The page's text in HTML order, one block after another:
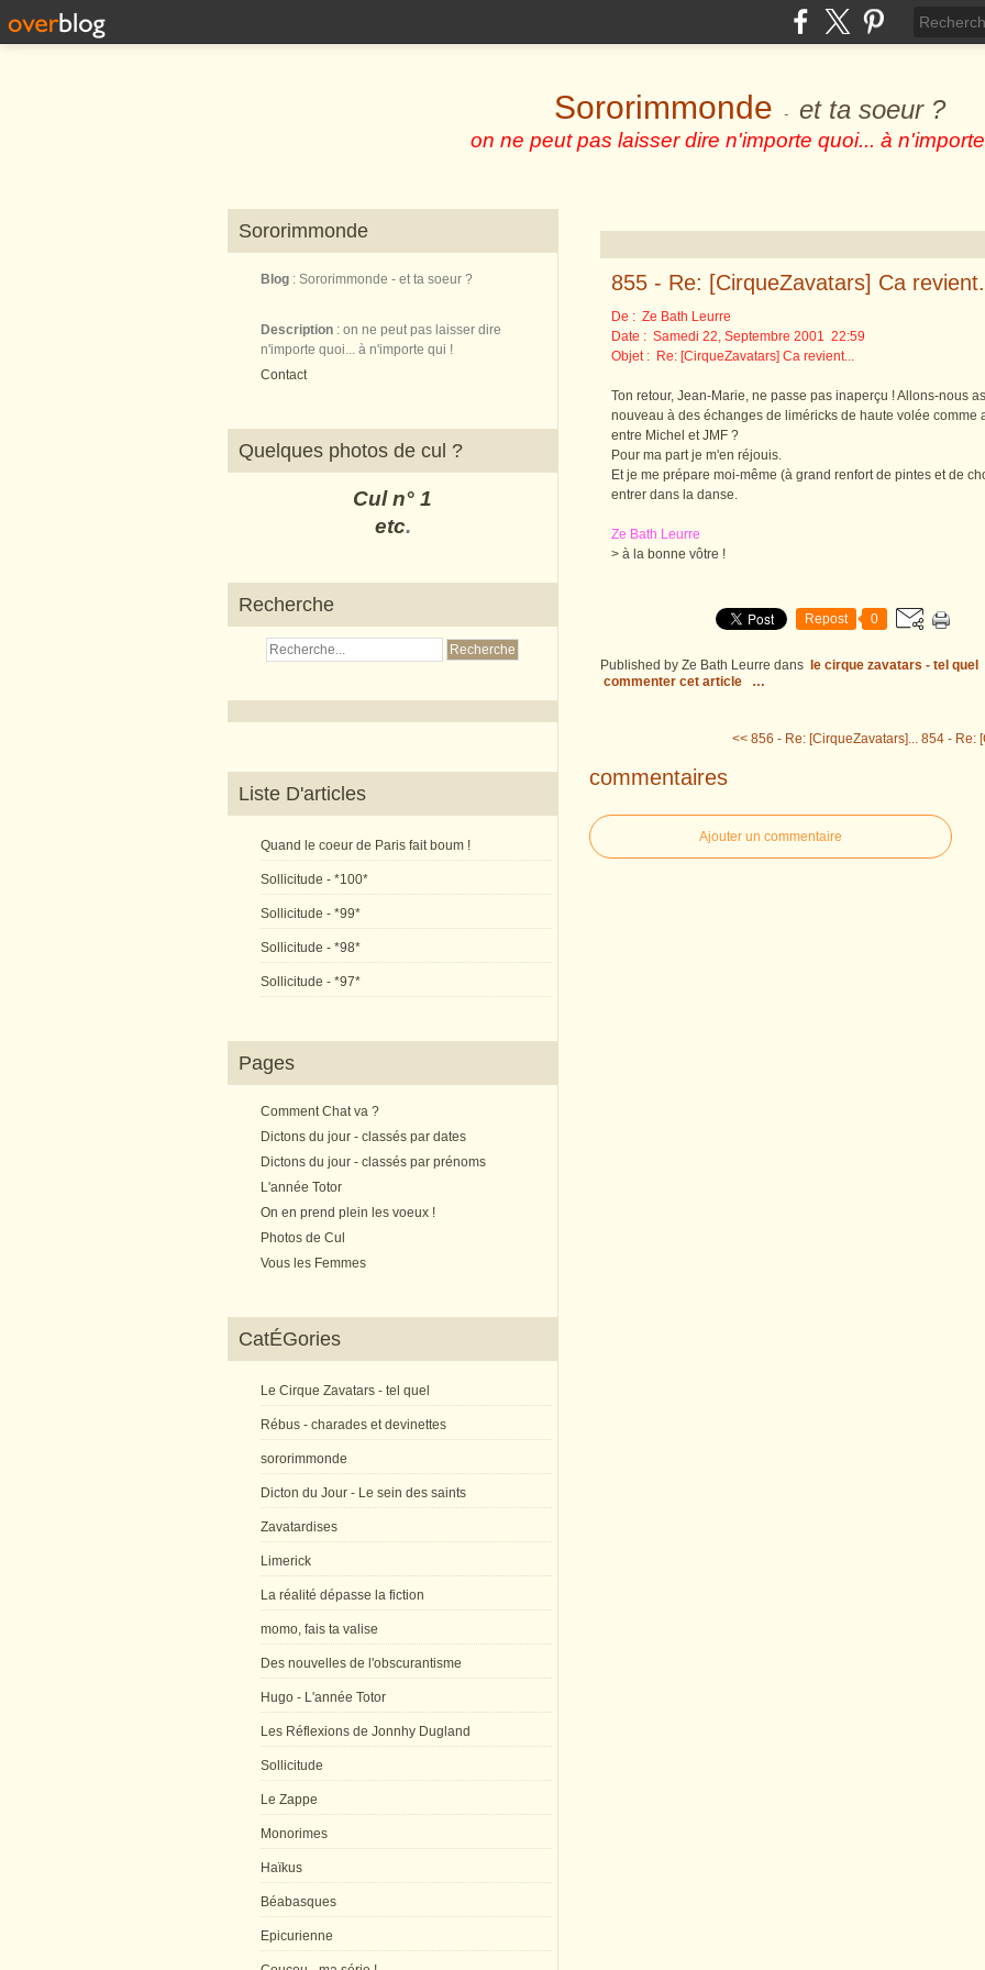
Sororimmonde - et ta soeur ?
on ne peut pas laisser dire n'importe quoi... à
Sororimmonde
Blog : Sororimmonde - et ta soeur ?
Description : on ne peut pas laisser dire
n'importe quoi... à n'importe qui !
Contact
Quelques photos de cul ?
Cul n° 1
etc.
Recherche
Liste D'articles
Quand le coeur de Paris fait boum !
Sollicitude - *100*
Sollicitude - *99*
Sollicitude - *98*
Sollicitude - *97*
Pages
Comment Chat va ?
Dictons du jour - classés par dates
Dictons du jour - classés par prénoms
L'année Totor
On en prend plein les voeux !
Photos de Cul
Vous les Femmes
CatÉGories
Le Cirque Zavatars - tel quel
Rébus - charades et devinettes
sororimmonde
Dicton du Jour - Le sein des saints
Zavatardises
Limerick
La réalité dépasse la fiction
momo, fais ta valise
Des nouvelles de l'obscurantisme
Hugo - L'année Totor
Les Réflexions de Jonnhy Dugland
Sollicitude
Le Zappe
Monorimes
Haïkus
Béabasques
Epicurienne
855 - Re: [CirqueZavatars] Ca
De : Ze Bath Leurre
Date : Samedi 22, Septembre 2001 22:59
Objet : Re: [CirqueZavatars] Ca revient...
Ton retour, Jean-Marie, ne passe pas inaperçu ! Allons-nous
nouveau à des échanges de liméricks de haute volée comme
entre Michel et JMF ?
Pour ma part je m'en réjouis.
Et je me prépare moi-même (à grand renfort de pintes et de
entrer dans la danse.
Ze Bath Leurre
> à la bonne vôtre !
Repost 0
Published by Ze Bath Leurre dans
le cirque zavatars - tel quel
commenter cet article
…
<< 856 - Re: [CirqueZavatars]... 854 - Re:
commentaires
Ajouter un commentaire